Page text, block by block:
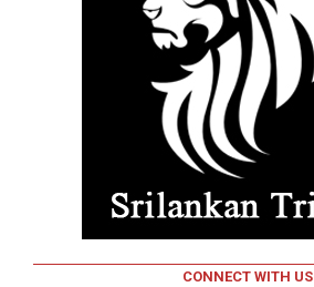
CONNECT WITH US